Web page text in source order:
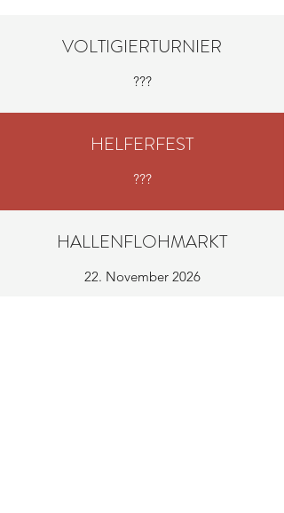
VOLTIGIERTURNIER
???
HELFERFEST
???
HALLENFLOHMARKT
22. November 2026